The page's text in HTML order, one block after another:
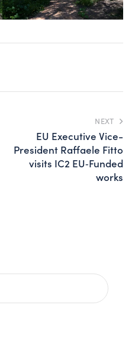
NEXT
EU Executive Vice-
President Raffaele Fitto
visits IC2 EU‑Funded
works